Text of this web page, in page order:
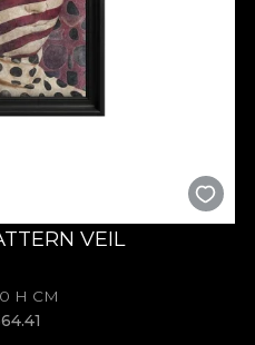
VEIL
H CM
564.41